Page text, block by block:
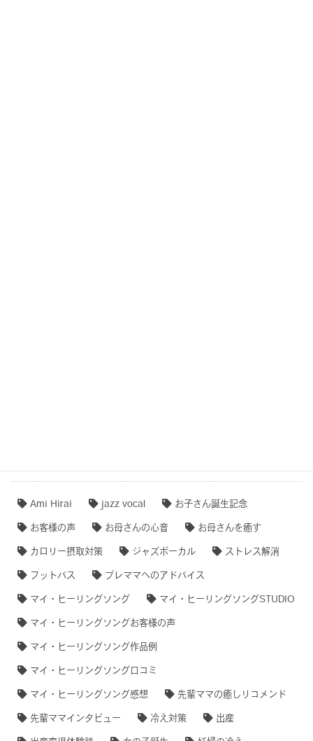
Ami Hirai jazz vocal お子さん誕生記念
お客様の声 お母さんの心音 お母さんを癒す
カロリー摂取対策 ジャズボーカル ストレス解消
フットバス プレママへのアドバイス
マイ・ヒーリングソング マイ・ヒーリングソングSTUDIO
マイ・ヒーリングソングお客様の声
マイ・ヒーリングソング作品例
マイ・ヒーリングソング口コミ
マイ・ヒーリングソング感想 先輩ママの癒しリコメンド
先輩ママインタビュー 冷え対策 出産